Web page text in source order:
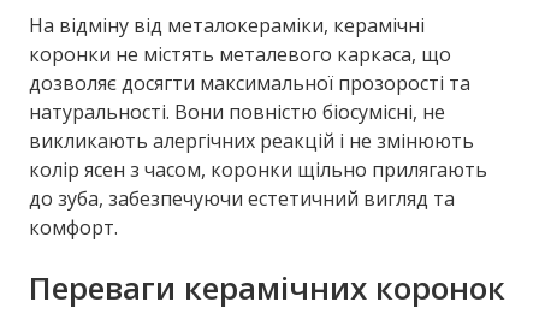
На відміну від металокераміки, керамічні
коронки не містять металевого каркаса, що
дозволяє досягти максимальної прозорості та
натуральності. Вони повністю біосумісні, не
викликають алергічних реакцій і не змінюють
колір ясен з часом, коронки щільно прилягають
до зуба, забезпечуючи естетичний вигляд та
комфорт.
Переваги керамічних коронок